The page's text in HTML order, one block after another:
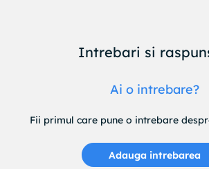
Intrebari si
Ai o intrebare?
Fii primul care pune o intrebare
Adauga intrebarea